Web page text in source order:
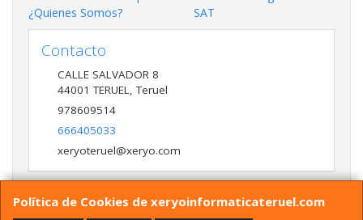
Política de Cookies de xeryoinformaticateruel.com
¿Quienes Somos?
SAT
Contacto
CALLE SALVADOR 8
44001 TERUEL,Teruel
978609514
666405033
xeryoteruel@xeryo.com
Horario